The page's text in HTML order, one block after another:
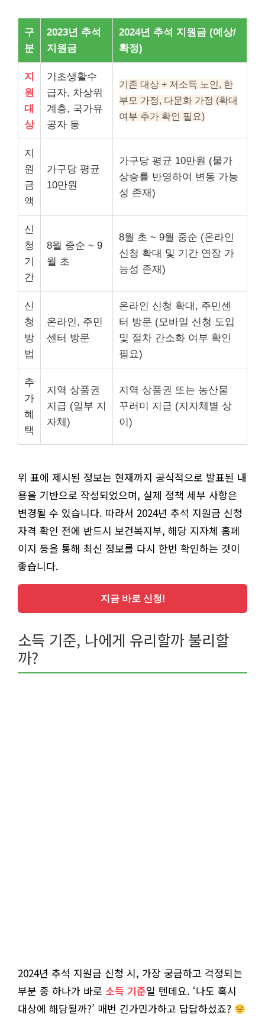
구
분
2023년 추석
지원금
2024년 추석 지원금 (예상/
확정)
지
원
대
상
기초생활수
급자, 차상위
계층, 국가유
공자 등
기존 대상 + 저소득 노인, 한
부모 가정, 다문화 가정 (확대
여부 추가 확인 필요)
지
원
금
액
가구당 평균
10만원
가구당 평균 10만원 (물가
상승률 반영하여 변동 가능
성 존재)
신
청
기
간
8월 중순 ~ 9
월 초
8월 초 ~ 9월 중순 (온라인
신청 확대 및 기간 연장 가
능성 존재)
신
청
방
법
온라인, 주민
센터 방문
온라인 신청 확대, 주민센
터 방문 (모바일 신청 도입
및 절차 간소화 여부 확인
필요)
추
가
혜
택
지역 상품권
지급 (일부 지
자체)
지역 상품권 또는 농산물
꾸러미 지급 (지자체별 상
이)
위 표에 제시된 정보는 현재까지 공식적으로 발표된 내
용을 기반으로 작성되었으며, 실제 정책 세부 사항은
변경될 수 있습니다. 따라서 2024년 추석 지원금 신청
자격 확인 전에 반드시 보건복지부, 해당 지자체 홈페
이지 등을 통해 최신 정보를 다시 한번 확인하는 것이
좋습니다.
지금 바로 신청!
소득 기준, 나에게 유리할까 불리할
까?
2024년 추석 지원금 신청 시, 가장 궁금하고 걱정되는
부분 중 하나가 바로 소득 기준일 텐데요. ‘나도 혹시
대상에 해당될까?’ 매번 긴가민가하고 답답하셨죠?